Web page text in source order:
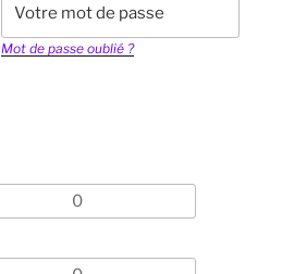
Mot de passe oublié ?